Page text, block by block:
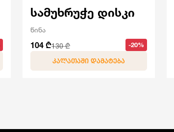
სამუხრუჭე დისკი
წინა
104 ₾130 ₾ -20%
ᲙᲐᲚᲐᲗᲐᲨᲘ ᲓᲐᲛᲐᲢᲔᲑᲐ